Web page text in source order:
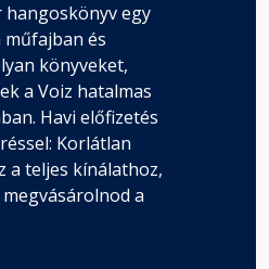
egy
műfajban és
könyveket,
a Voiz hatalmas
Havi előfizetés
Korlátlan
a teljes kínálathoz,
a